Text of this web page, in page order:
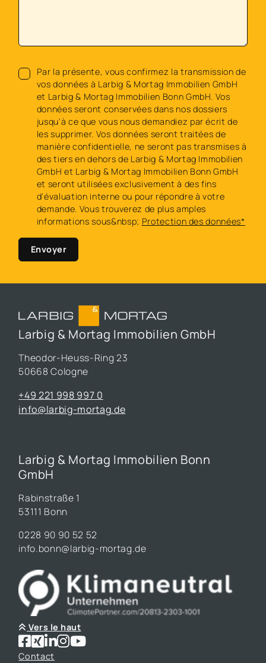
Par la présente, vous confirmez la transmission de
vos données à Larbig & Mortag Immobilien GmbH
et Larbig & Mortag Immobilien Bonn GmbH. Vos
données seront conservées dans nos dossiers
jusqu'à ce que vous nous demandiez par écrit de
les supprimer. Vos données seront traitées de
manière confidentielle, ne seront pas transmises à
des tiers en dehors de Larbig & Mortag Immobilien
GmbH et Larbig & Mortag Immobilien Bonn GmbH
et seront utilisées exclusivement à des fins
d'évaluation interne ou pour répondre à votre
demande. Vous trouverez de plus amples
informations sous&nbsp; Protection des données*
Envoyer
Larbig & Mortag Immobilien GmbH
Theodor-Heuss-Ring 23
50668 Cologne
+49 221 998 997 0
info@larbig-mortag.de
Larbig & Mortag Immobilien Bonn
GmbH
Rabinstraße 1
53111 Bonn
0228 90 90 52 52
info.bonn@larbig-mortag.de
Vers le haut
Contact